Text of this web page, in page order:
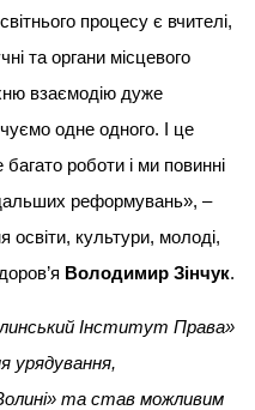
процесу є вчителі,
та органи місцевого
взаємодію дуже
одне одного. І це
роботи і ми повинні
реформувань», –
освіти, культури, молоді,
Володимир Зінчук.
Інститут Права»
урядування,
та став можливим